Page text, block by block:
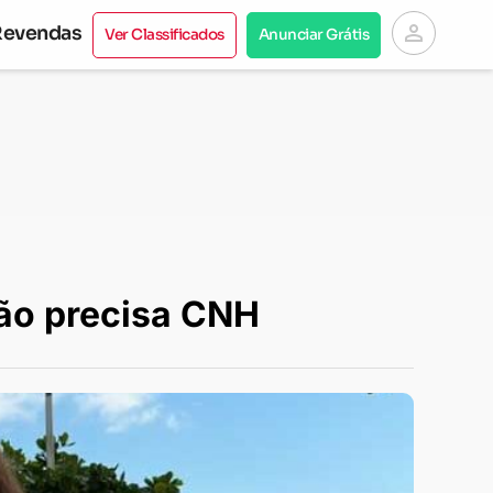
Ver Classificados Anunciar Grátis person
precisa CNH